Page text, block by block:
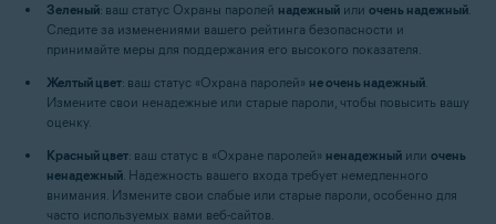
Зеленый: ваш статус Охраны паролей надежный или очень надежный.
Следите за изменениями вашего рейтинга безопасности и
принимайте меры для поддержания его высокого показателя.
Желтый цвет: ваш статус «Охрана паролей» не очень надежный.
Измените свои ненадежные или старые пароли, чтобы повысить вашу
оценку.
Красный цвет: ваш статус в «Охране паролей» ненадежный или очень
ненадежный. Надежность вашего входа требует немедленного
внимания. Измените свои слабые или старые пароли, особенно для
часто используемых вами веб-сайтов.